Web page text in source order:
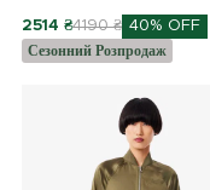
2514 ₴4190 ₴ 40% OFF
Сезонний Розпродаж